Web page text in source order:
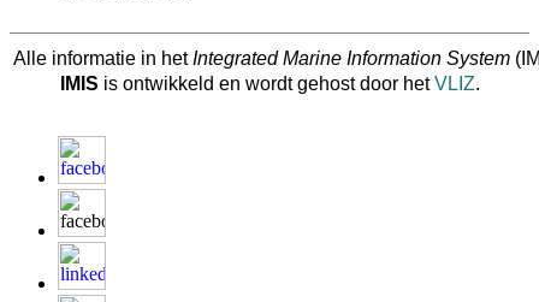
Alle informatie in hetIntegrated Marine Information System
IMIS is ontwikkeld en wordt gehost door hetVLIZ.